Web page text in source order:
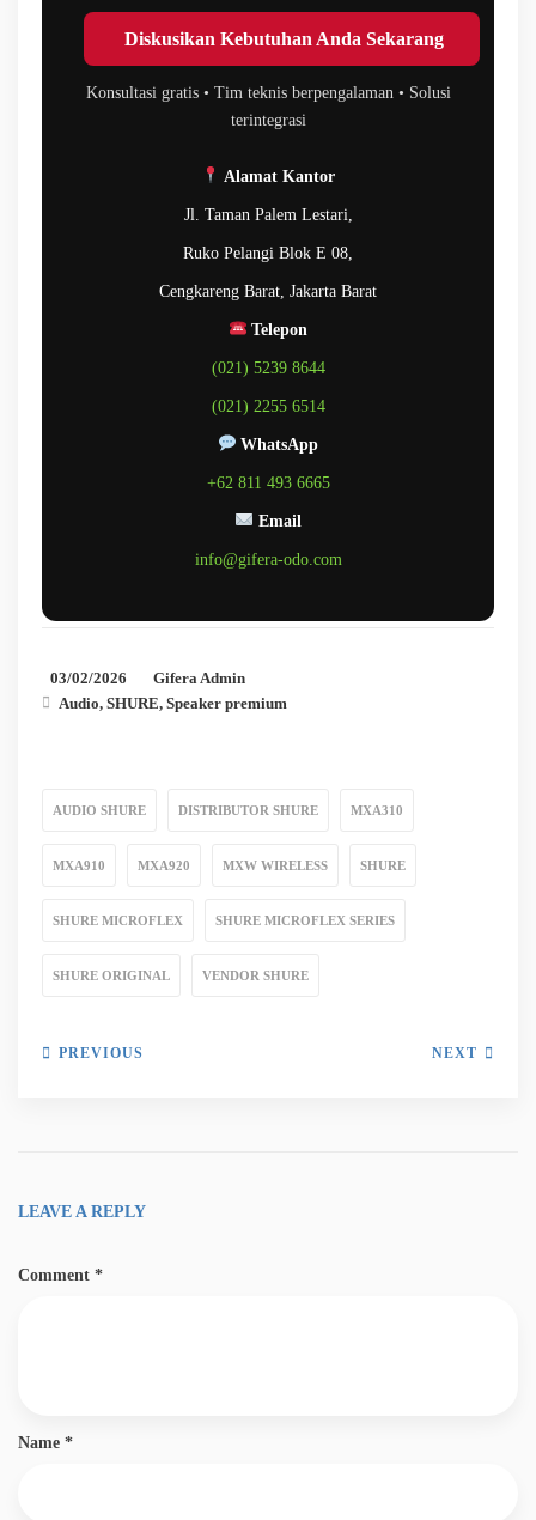
Diskusikan Kebutuhan Anda Sekarang
Konsultasi gratis • Tim teknis berpengalaman • Solusi
terintegrasi
Alamat Kantor
Jl. Taman Palem Lestari,
Ruko Pelangi Blok E 08,
Cengkareng Barat, Jakarta Barat
Telepon
(021) 5239 8644
(021) 2255 6514
WhatsApp
+62 811 493 6665
Email
info@gifera-odo.com
03/02/2026
Gifera Admin
Audio, SHURE, Speaker premium
AUDIO SHURE DISTRIBUTOR SHURE MXA310
MXA910 MXA920 MXW WIRELESS SHURE
SHURE MICROFLEX SHURE MICROFLEX SERIES
SHURE ORIGINAL VENDOR SHURE
PREVIOUS NEXT
LEAVE A REPLY
Comment *
Name *